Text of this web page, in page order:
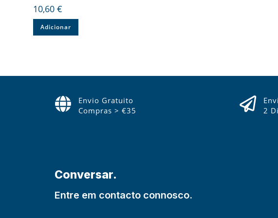
10,60€
Adicionar
Envio Gratuito
Compras > €35
2
Conversar.
Entre em contacto connosco.